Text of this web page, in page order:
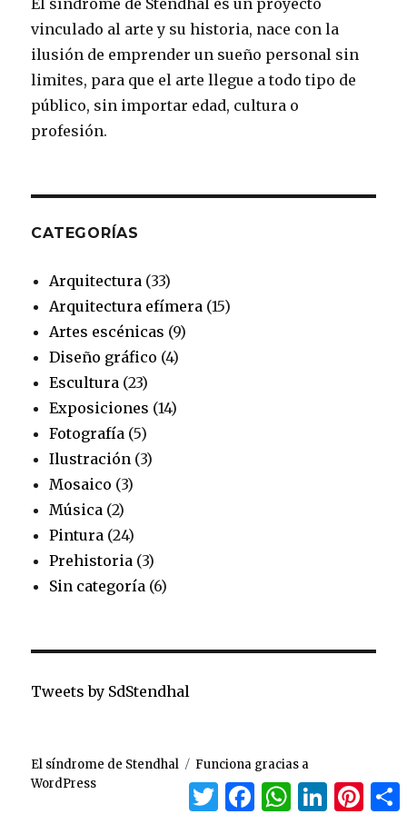
o
o
k
g
a
m
r
e
s
t
e
b
vinculado al arte y su historia, nace con la
ilusión de emprender un sueño personal sin
limites, para que el arte llegue a todo tipo de
público, sin importar edad, cultura o
profesión.
CATEGORÍAS
Arquitectura (33)
Arquitectura efímera (15)
Artes escénicas (9)
Diseño gráfico (4)
Escultura (23)
Exposiciones (14)
Fotografía (5)
Ilustración (3)
Mosaico (3)
Música (2)
Pintura (24)
Prehistoria (3)
Sin categoría (6)
Tweets by SdStendhal
El síndrome de Stendhal
Funciona gracias a
WordPress
TwitterFacebookWhatsAppLinkedIn